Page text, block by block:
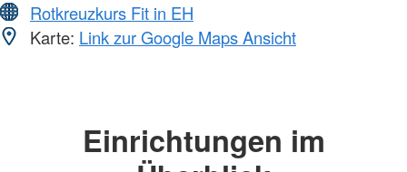
Rotkreuzkurs Fit in EH
Karte: Link zur Google Maps Ansicht
Einrichtungen im